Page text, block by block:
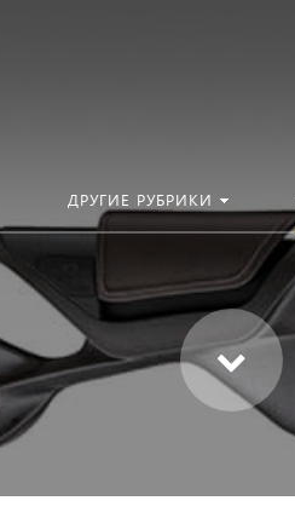
ДРУГИЕ РУБРИКИ